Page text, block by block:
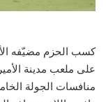
كسب الحزم مضيّفه
على ملعب مدينة
منافسات الجولة